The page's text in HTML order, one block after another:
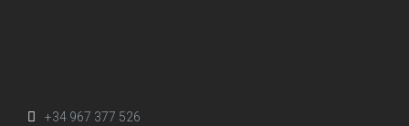
+34 967 377 526